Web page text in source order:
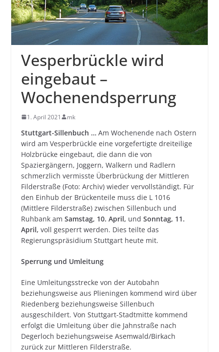
Vesperbrückle wird
eingebaut –
Wochenendsperrung
1. April 2021 mk
Stuttgart-Sillenbuch …Am Wochenende nach Ostern
wird am Vesperbrückle eine vorgefertigte dreiteilige
Holzbrücke eingebaut, die dann die von
Spaziergängern, Joggern, Walkern und Radlern
schmerzlich vermisste Überbrückung der Mittleren
Filderstraße (Foto: Archiv) wieder vervollständigt. Für
den Einhub der Brückenteile muss die L 1016
(Mittlere Filderstraße) zwischen Sillenbuch und
Ruhbank am Samstag, 10. April, und Sonntag, 11.
April, voll gesperrt werden. Dies teilte das
Regierungspräsidium Stuttgart heute mit.
Sperrung und Umleitung
Eine Umleitungsstrecke von der Autobahn
beziehungsweise aus Plieningen kommend wird über
Riedenberg beziehungsweise Sillenbuch
ausgeschildert. Von Stuttgart-Stadtmitte kommend
erfolgt die Umleitung über die Jahnstraße nach
Degerloch beziehungsweise Asemwald/Birkach
zurück zur Mittleren Filderstraße.